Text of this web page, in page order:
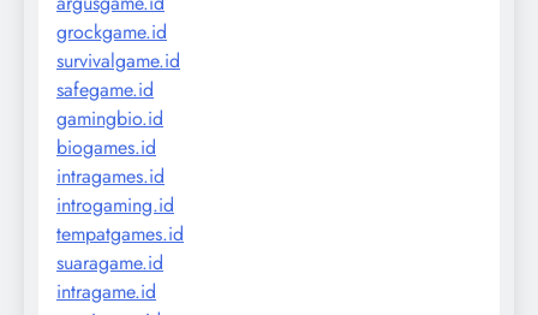
grockgame.id
survivalgame.id
safegame.id
gamingbio.id
biogames.id
intragames.id
introgaming.id
tempatgames.id
suaragame.id
intragame.id